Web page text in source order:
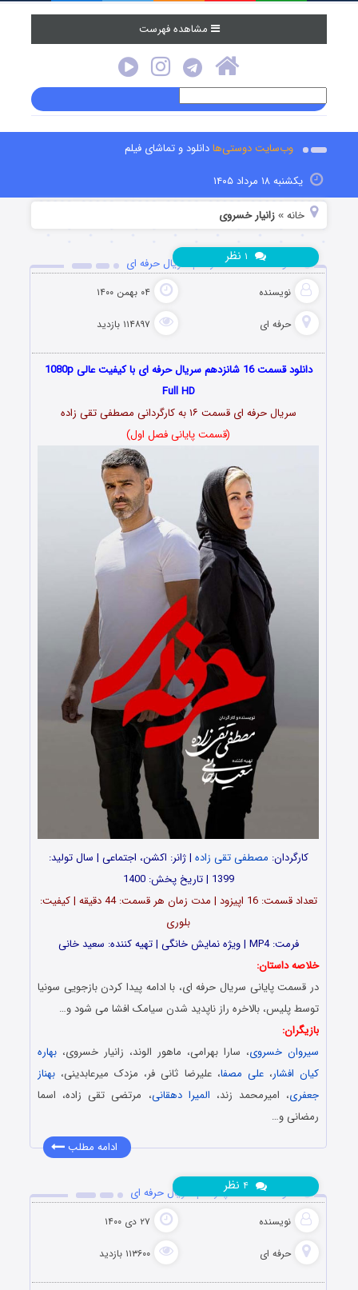
مشاهده فهرست
وب‌سایت دوستی‌هادانلود و تماشای فیلم
یکشنبه ۱۸ مرداد ۱۴۰۵
خانه »زانیار خسروی
دانلود قسمت 16 شانزدهم سریال حرفه ای
نویسنده ۰۴ بهمن ۱۴۰۰
حرفه ای ۱۱۴۸۹۷ بازدید
نظر
دانلود قسمت 16 شانزدهم سریال حرفه ای با کیفیت عالی 1080p
Full HD
سریال حرفه ای قسمت ۱۶ به کارگردانی مصطفی تقی زاده
(قسمت پایانی فصل اول)
کارگردان: مصطفی تقی زاده | ژانر: اکشن، اجتماعی | سال تولید:
1399 | تاریخ پخش: 1400
تعداد قسمت: 16 اپیزود | مدت زمان هر قسمت: 44 دقیقه | کیفیت:
بلوری
فرمت: MP4 | ویژه نمایش خانگی | تهیه کننده: سعید خانی
خلاصه داستان:
در قسمت پایانی سریال حرفه ای، با ادامه پیدا کردن بازجویی سونیا
توسط پلیس، بالاخره راز ناپدید شدن سیامک افشا می شود و…
بازیگران:
سیروان خسروی، سارا بهرامی، ماهور الوند، زانیار خسروی، بهاره
کیان افشار،علی مصفا، علیرضا ثانی فر، مزدک میرعابدینی، بهناز
جعفری، امیرمحمد زند، المیرا دهقانی، مرتضی تقی زاده، اسما
رمضانی و…
ادامه مطلب
دانلود قسمت 15 پانزدهم سریال حرفه ای
نویسنده ۲۷ دی ۱۴۰۰
حرفه ای ۱۱۳۶۰۰ بازدید
نظر